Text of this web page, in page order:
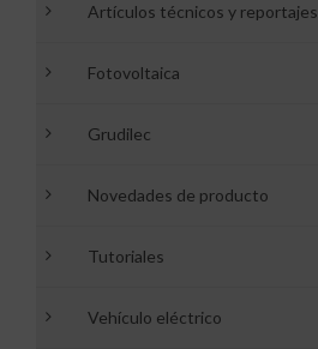
Artículos técnicos y reportajes
Fotovoltaica
Grudilec
Novedades de producto
Tutoriales
Vehículo eléctrico